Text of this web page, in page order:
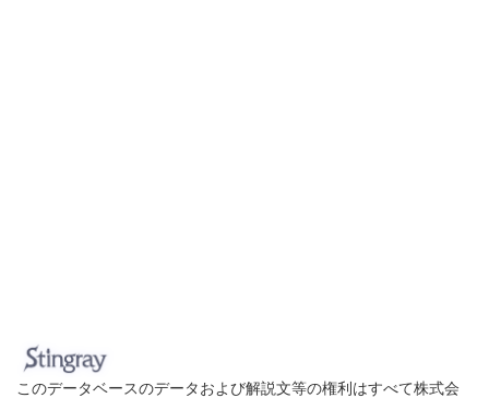
このデータベースのデータおよび解説文等の権利はすべて株式会